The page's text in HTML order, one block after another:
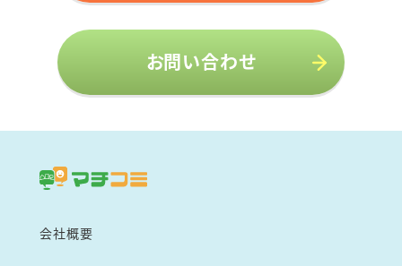
お問い合わせ
会社概要